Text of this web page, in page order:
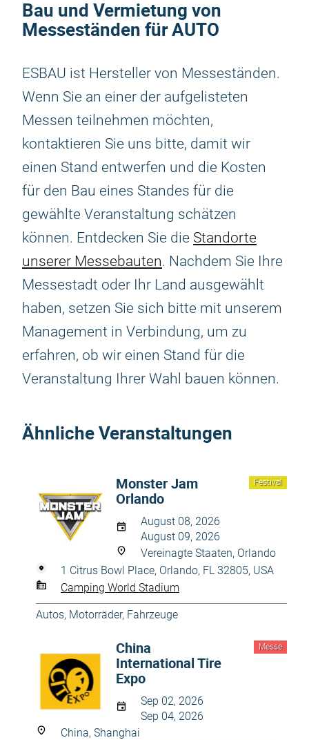
Bau und Vermietung von
Messeständen für AUTO
ESBAU ist Hersteller von Messeständen.
Wenn Sie an einer der aufgelisteten
Messen teilnehmen möchten,
kontaktieren Sie uns bitte, damit wir
einen Stand entwerfen und die Kosten
für den Bau eines Standes für die
gewählte Veranstaltung schätzen
können. Entdecken Sie die Standorte
unserer Messebauten. Nachdem Sie Ihre
Messestadt oder Ihr Land ausgewählt
haben, setzen Sie sich bitte mit unserem
Management in Verbindung, um zu
erfahren, ob wir einen Stand für die
Veranstaltung Ihrer Wahl bauen können.
Ähnliche Veranstaltungen
Festival
Monster Jam
Orlando
August 08, 2026
August 09, 2026
Vereinagte Staaten, Orlando
1 Citrus Bowl Place, Orlando, FL 32805, USA
Camping World Stadium
Autos, Motorräder, Fahrzeuge
Messe
China
International Tire
Expo
Sep 02, 2026
Sep 04, 2026
China, Shanghai